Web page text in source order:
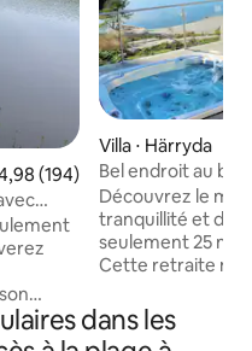
moyenne sur la
(194)
privé
au
Villa ⋅ Härryda
Bel endroit au
nature
Découvrez le
tranquillité et de
seulement 25
Cette retraite
un bateau, un
pêcher ou se
dans les